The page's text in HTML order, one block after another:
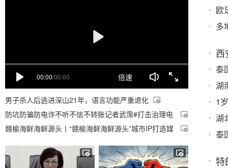
00:00/00:00 倍速
男子杀人后逃进深山21年，语言功能严重退化
防坑防骗防电诈不听不信不转账记者武霈#打击治理电
信网络诈骗#反诈骗
赣榆海鲜海鲜源头丨“赣榆海鲜海鲜源头”城市IP打造媒
欧
多
西
泰
湖
1
湖
泰
特